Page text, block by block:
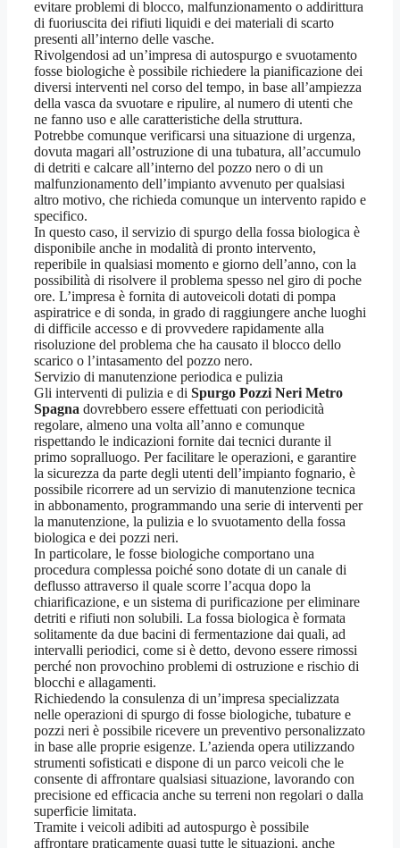
evitare problemi di blocco, malfunzionamento o addirittura
di fuoriuscita dei rifiuti liquidi e dei materiali di scarto
presenti all’interno delle vasche.
Rivolgendosi ad un’impresa di autospurgo e svuotamento
fosse biologiche è possibile richiedere la pianificazione dei
diversi interventi nel corso del tempo, in base all’ampiezza
della vasca da svuotare e ripulire, al numero di utenti che
ne fanno uso e alle caratteristiche della struttura.
Potrebbe comunque verificarsi una situazione di urgenza,
dovuta magari all’ostruzione di una tubatura, all’accumulo
di detriti e calcare all’interno del pozzo nero o di un
malfunzionamento dell’impianto avvenuto per qualsiasi
altro motivo, che richieda comunque un intervento rapido e
specifico.
In questo caso, il servizio di spurgo della fossa biologica è
disponibile anche in modalità di pronto intervento,
reperibile in qualsiasi momento e giorno dell’anno, con la
possibilità di risolvere il problema spesso nel giro di poche
ore. L’impresa è fornita di autoveicoli dotati di pompa
aspiratrice e di sonda, in grado di raggiungere anche luoghi
di difficile accesso e di provvedere rapidamente alla
risoluzione del problema che ha causato il blocco dello
scarico o l’intasamento del pozzo nero.
Servizio di manutenzione periodica e pulizia
Gli interventi di pulizia e di Spurgo Pozzi Neri Metro
Spagna dovrebbero essere effettuati con periodicità
regolare, almeno una volta all’anno e comunque
rispettando le indicazioni fornite dai tecnici durante il
primo sopralluogo. Per facilitare le operazioni, e garantire
la sicurezza da parte degli utenti dell’impianto fognario, è
possibile ricorrere ad un servizio di manutenzione tecnica
in abbonamento, programmando una serie di interventi per
la manutenzione, la pulizia e lo svuotamento della fossa
biologica e dei pozzi neri.
In particolare, le fosse biologiche comportano una
procedura complessa poiché sono dotate di un canale di
deflusso attraverso il quale scorre l’acqua dopo la
chiarificazione, e un sistema di purificazione per eliminare
detriti e rifiuti non solubili. La fossa biologica è formata
solitamente da due bacini di fermentazione dai quali, ad
intervalli periodici, come si è detto, devono essere rimossi
perché non provochino problemi di ostruzione e rischio di
blocchi e allagamenti.
Richiedendo la consulenza di un’impresa specializzata
nelle operazioni di spurgo di fosse biologiche, tubature e
pozzi neri è possibile ricevere un preventivo personalizzato
in base alle proprie esigenze. L’azienda opera utilizzando
strumenti sofisticati e dispone di un parco veicoli che le
consente di affrontare qualsiasi situazione, lavorando con
precisione ed efficacia anche su terreni non regolari o dalla
superficie limitata.
Tramite i veicoli adibiti ad autospurgo è possibile
affrontare praticamente quasi tutte le situazioni, anche